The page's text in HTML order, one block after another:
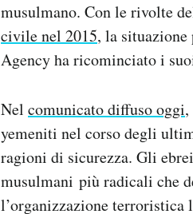
musulmano. Con le rivolte
civile nel 2015, la
Agency ha ricominciato i
Nel comunicato diffuso oggi
yemeniti nel corso degli
ragioni di sicurezza. Gli
musulmani più radicali che
l’organizzazione